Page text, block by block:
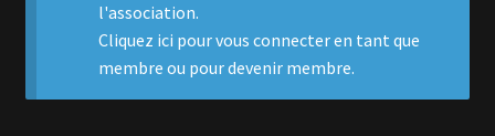
l'association.
Cliquez ici pour vous connecter en tant que
membre ou pour devenir membre.